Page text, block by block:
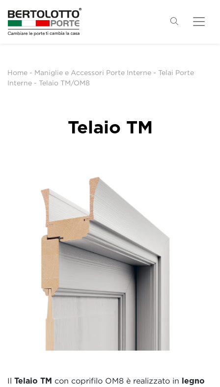
Home - Maniglie e Accessori Porte Interne - Telai Porte
Interne - Telaio TM/OM8
Telaio TM
Il Telaio TM con coprifilo OM8 è realizzato in legno